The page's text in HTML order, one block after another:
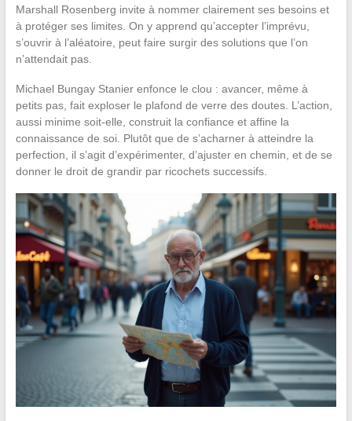
Marshall Rosenberg invite à nommer clairement ses besoins et
à protéger ses limites. On y apprend qu’accepter l’imprévu,
s’ouvrir à l’aléatoire, peut faire surgir des solutions que l’on
n’attendait pas.
Michael Bungay Stanier enfonce le clou : avancer, même à
petits pas, fait exploser le plafond de verre des doutes. L’action,
aussi minime soit-elle, construit la confiance et affine la
connaissance de soi. Plutôt que de s’acharner à atteindre la
perfection, il s’agit d’expérimenter, d’ajuster en chemin, et de se
donner le droit de grandir par ricochets successifs.